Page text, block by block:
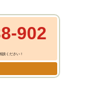
902
談ください！